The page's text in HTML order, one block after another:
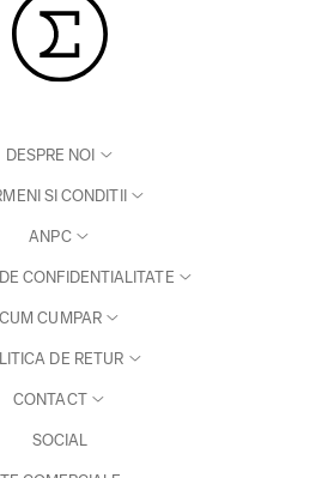
DESPRE NOI
SI CONDITII
ANPC
CONFIDENTIALITATE
CUM CUMPAR
DE RETUR
CONTACT
SOCIAL